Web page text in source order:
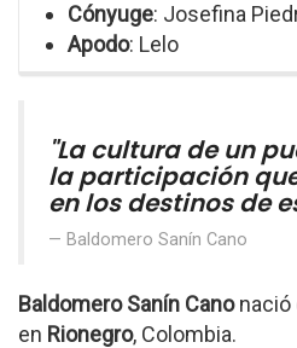
Cónyuge: Josefina
Apodo: Lelo
"La cultura de un
la participación
en los destinos de
Baldomero Sanín Cano
Baldomero Sanín Canonació
en Rionegro, Colombia.